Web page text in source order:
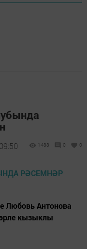
1488 0 0
Любовь Антонова
кызыклы